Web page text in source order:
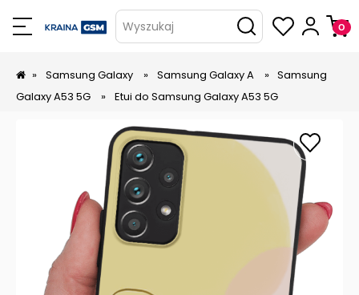
Wyszukaj
» Samsung Galaxy » Samsung Galaxy A » Samsung
Galaxy A53 5G
» Etui do Samsung Galaxy A53 5G